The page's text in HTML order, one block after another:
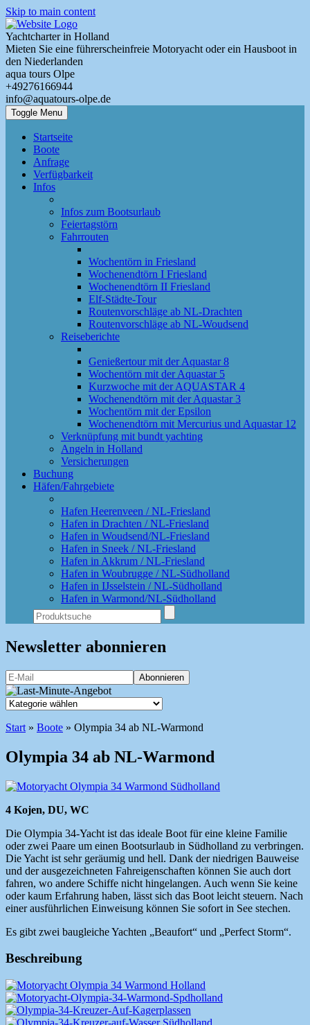
Skip to main content
Yachtcharter in Holland
Mieten Sie eine führerscheinfreie Motoryacht oder ein Hausboot in
den Niederlanden
aqua tours Olpe
+49276166944
info@aquatours-olpe.de
Toggle Menu
Startseite
Boote
Anfrage
Verfügbarkeit
Infos
Infos zum Bootsurlaub
Feiertagstörn
Fahrrouten
Wochentörn in Friesland
Wochenendtörn I Friesland
Wochenendtörn II Friesland
Elf-Städte-Tour
Routenvorschläge ab NL-Drachten
Routenvorschläge ab NL-Woudsend
Reiseberichte
Genießertour mit der Aquastar 8
Wochentörn mit der Aquastar 5
Kurzwoche mit der AQUASTAR 4
Wochenendtörn mit der Aquastar 3
Wochentörn mit der Epsilon
Wochenendtörn mit Mercurius und Aquastar 12
Verknüpfung mit bundt yachting
Angeln in Holland
Versicherungen
Buchung
Häfen/Fahrgebiete
Hafen Heerenveen / NL-Friesland
Hafen in Drachten / NL-Friesland
Hafen in Woudsend/NL-Friesland
Hafen in Sneek / NL-Friesland
Hafen in Akkrum / NL-Friesland
Hafen in Woubrugge / NL-Südholland
Hafen in IJsselstein / NL-Südholland
Hafen in Warmond/NL-Südholland
Newsletter abonnieren
Start » Boote » Olympia 34 ab NL-Warmond
Olympia 34 ab NL-Warmond
4 Kojen, DU, WC
Die Olympia 34-Yacht ist das ideale Boot für eine kleine Familie
oder zwei Paare um einen Bootsurlaub in Südholland zu verbringen.
Die Yacht ist sehr geräumig und hell. Dank der niedrigen Bauweise
und der ausgezeichneten Fahreigenschaften können Sie auch dort
fahren, wo andere Schiffe nicht hingelangen. Auch wenn Sie keine
oder kaum Erfahrung haben, lässt sich das Boot leicht steuern. Nach
einer ausführlichen Einweisung können Sie sofort in See stechen.
Es gibt zwei baugleiche Yachten „Beaufort“ und „Perfect Storm“.
Beschreibung